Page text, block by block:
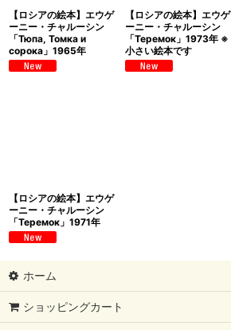
【ロシアの絵本】エウゲ
ーニー・チャルーシン
「Тюпа, Томка и
сорока」1965年
【ロシアの絵本】エウゲ
ーニー・チャルーシン
「Теремок」1973年 ※
小さい絵本です
【ロシアの絵本】エウゲ
ーニー・チャルーシン
「Теремок」1971年
ホーム
ショッピングカート